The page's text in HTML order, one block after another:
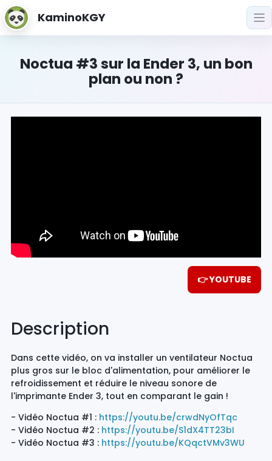
KaminoKGY
Noctua #3 sur la Ender 3, un bon
plan ou non ?
👉 YOUTUBE
Description
Dans cette vidéo, on va installer un ventilateur Noctua
plus gros sur le bloc d'alimentation, pour améliorer le
refroidissement et réduire le niveau sonore de
l'imprimante Ender 3, tout en comparant le gain !
- Vidéo Noctua #1 : https://youtu.be/crwdNyOfTqc
- Vidéo Noctua #2 : https://youtu.be/S1dX4TT23bI
- Vidéo Noctua #3 : https://youtu.be/KQqctVMv3WU